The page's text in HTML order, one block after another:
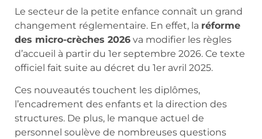
Le secteur de la petite enfance connaît un grand
changement réglementaire. En effet, la réforme
des micro-crèches 2026 va modifier les règles
d’accueil à partir du 1er septembre 2026. Ce texte
officiel fait suite au décret du 1er avril 2025.
Ces nouveautés touchent les diplômes,
l’encadrement des enfants et la direction des
structures. De plus, le manque actuel de
personnel soulève de nombreuses questions